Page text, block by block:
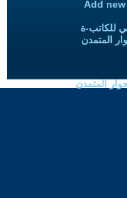
Add
للكاتب-ة
المتمدن
المتمدن